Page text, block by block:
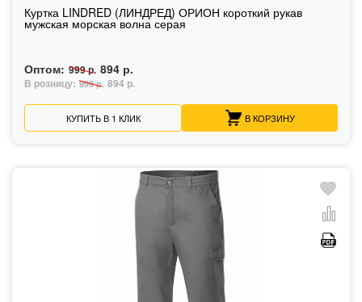
Куртка LINDRED (ЛИНДРЕД) ОРИОН короткий рукав
мужская морская волна серая
Оптом: 999 р. 894 р.
В розницу: 999 р. 894 р.
КУПИТЬ В 1 КЛИК В КОРЗИНУ